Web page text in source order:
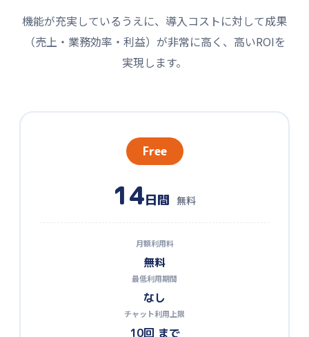
機能が充実しているうえに、導入コストに対して成果
（売上・業務効率・利益）が非常に高く、高いROIを
実現します。
Free
14日間 無料
月額利用料
無料
最低利用期間
なし
チャット利用上限
10回 まで